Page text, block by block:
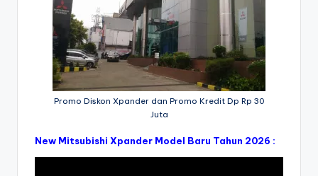
Promo Diskon Xpander dan Promo Kredit Dp Rp 30
Juta
New Mitsubishi Xpander Model Baru Tahun 2026 :